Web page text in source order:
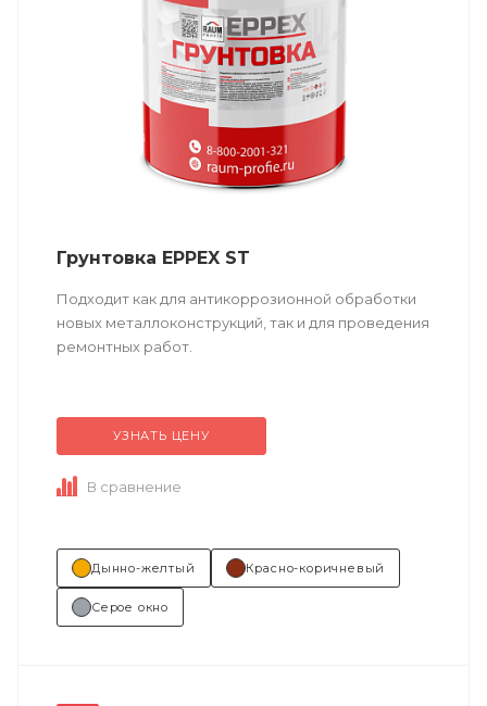
Грунтовка EPPEX ST
Подходит как для антикоррозионной обработки
новых металлоконструкций, так и для проведения
ремонтных работ.
Техническое описаниепо ссылке
УЗНАТЬ ЦЕНУ
В сравнение
Дынно-желтый Красно-коричневый
Серое окно